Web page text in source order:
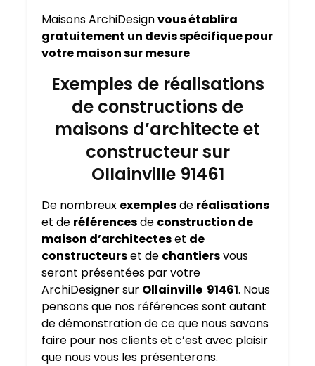
Maisons ArchiDesignvous établira
gratuitement un devis spécifique pour
votre maison sur mesure
Exemples de réalisations
de constructions de
maisons d’architecte et
constructeur sur
Ollainville 91461
De nombreux exemplesde réalisations
et de référencesde construction de
maison d’architecteset de
constructeurset de chantiersvous
seront présentées par votre
ArchiDesigner sur Ollainville 91461. Nous
pensons que nos références sont autant
de démonstration de ce que nous savons
faire pour nos clients et c’est avec plaisir
que nous vous les présenterons.